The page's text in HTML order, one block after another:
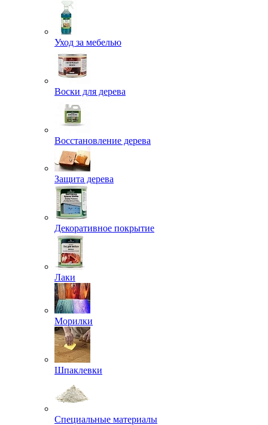
Уход за мебелью
Воски для дерева
Восстановление дерева
Защита дерева
Декоративное покрытие
Лаки
Морилки
Шпаклевки
Специальные материалы